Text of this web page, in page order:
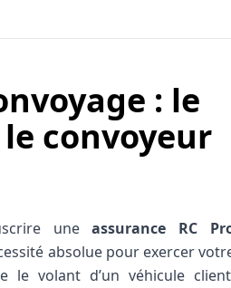
: le
convoyeur
uneassurance RC
absolue pour exercer
le volant d’un véhicule